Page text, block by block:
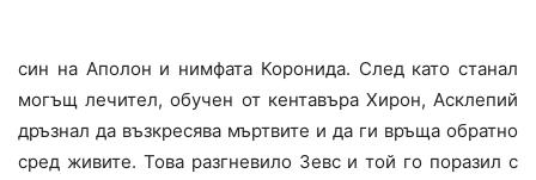
син на Аполон и нимфата Коронида. След като станал
могъщ лечител, обучен от кентавъра Хирон, Асклепий
дръзнал да възкресява мъртвите и да ги връща обратно
сред живите. Това разгневило Зевс и той го поразил с